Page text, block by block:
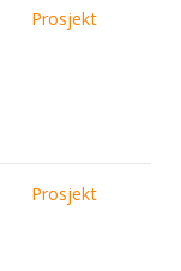
Prosjekt
Prosjekt